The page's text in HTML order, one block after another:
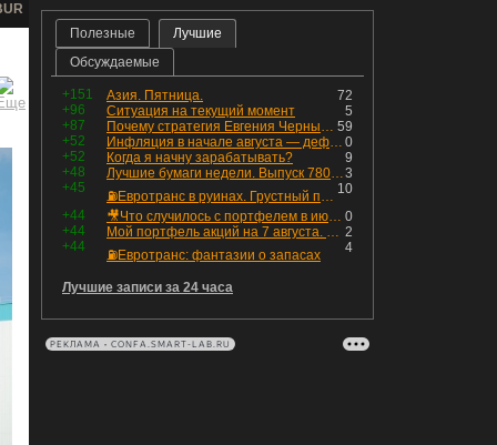
Полезные
Лучшие
Обсуждаемые
+151 72
Азия. Пятница.
+96
5
Ситуация на текущий момент
+87
59
Почему стратегия Евгения Черных приведет вас к убыткам в 2026 году
+52
0
Инфляция в начале августа — дефляция из-за топлива и плодоовощной корзины, но услуги продолжают дорожать, а рубль начал ослабевать.
+52
9
Когда я начну зарабатывать?
+48
3
Лучшие бумаги недели. Выпуск 780 – обновления для пятницы
+45
10
⛽️Евротранс в руинах. Грустный пост😶😞 Что изменилось в облигациях?
+44
0
🎥Что случилось с портфелем в июле - честный разбор / Инвестировать Просто
+44
2
Мой портфель акций на 7 августа. Покупки активов и реинвестирование дивидендов. Создание пассивного дохода
+44
4
⛽️Евротранс: фантазии о запасах
Лучшие записи за 24 часа
РЕКЛАМА • CONFA.SMART-LAB.RU